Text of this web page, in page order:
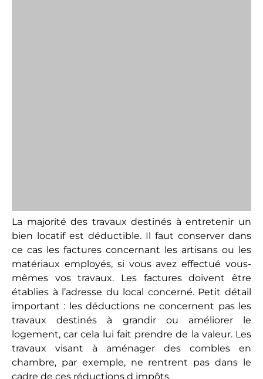
les intérêts liés à l’achat: avec les emprunts
liés au prêt et ceux éventuellement liés à un
autre crédit contracter pour acheter le bien ;
les frais de dossier de la banque ;
les frais d’inscription hypothécaires ou les frais
liés à un cautionnement professionnel ;
les frais de main levée ;
les commissions de banque.
Le procédé du déficit foncier est
traditionnellement utilisé pour optimiser une
fiscalité en investissant dans l’ancien. Il permet de
gommer pendant 10 ans, l’imposition d’un bien qui